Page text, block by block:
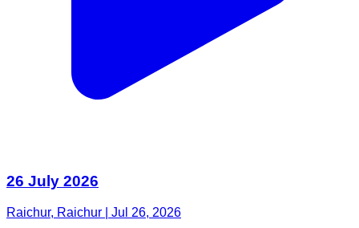
26 July 2026
Raichur, Raichur | Jul 26, 2026